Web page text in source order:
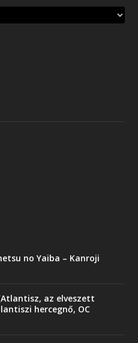
no Yaiba – Kanroji
az elveszett
hercegnő, OC